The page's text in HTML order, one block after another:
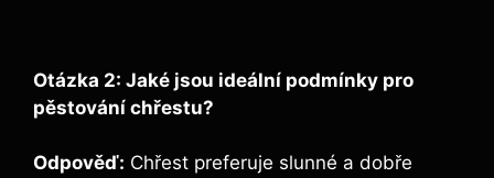
Otázka 2: Jaké jsou ideální podmínky pro
pěstování chřestu?
Odpověď: Chřest preferuje slunné a dobře